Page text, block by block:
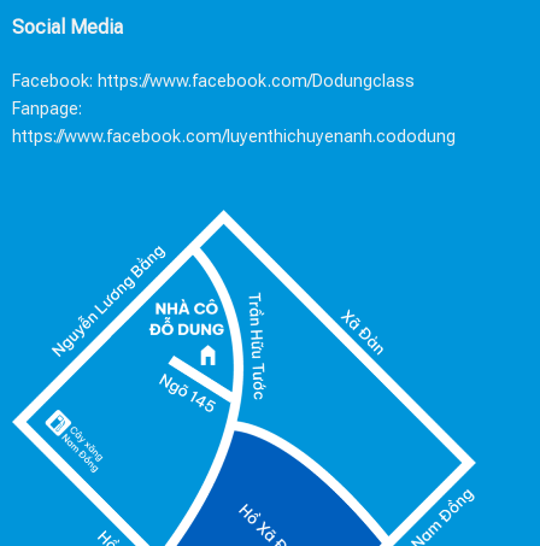
Social Media
Facebook: https://www.facebook.com/Dodungclass
Fanpage:
https://www.facebook.com/luyenthichuyenanh.cododung